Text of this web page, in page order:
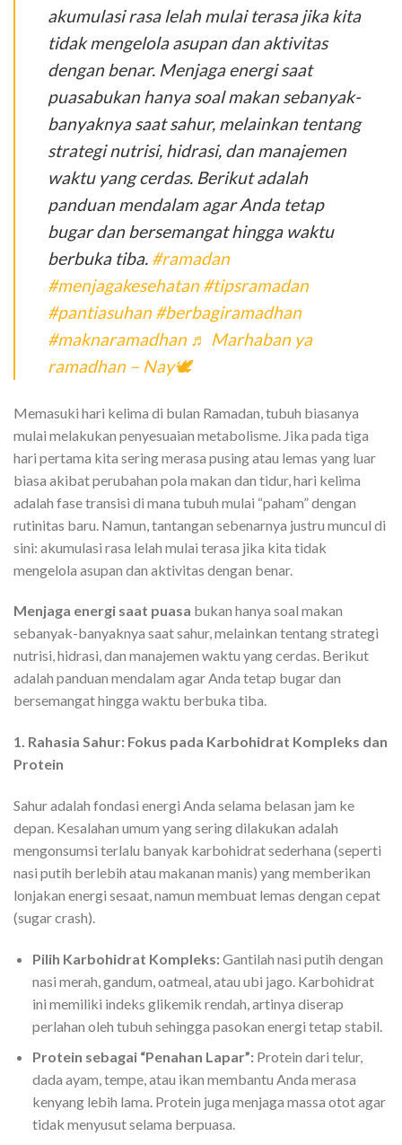
akumulasi rasa lelah mulai terasa jika kita
tidak mengelola asupan dan aktivitas
dengan benar. Menjaga energi saat
puasabukan hanya soal makan sebanyak-
banyaknya saat sahur, melainkan tentang
strategi nutrisi, hidrasi, dan manajemen
waktu yang cerdas. Berikut adalah
panduan mendalam agar Anda tetap
bugar dan bersemangat hingga waktu
berbuka tiba. #ramadan
#menjagakesehatan #tipsramadan
#pantiasuhan #berbagiramadhan
#maknaramadhan ♬ Marhaban ya
ramadhan – Nay🕊
Memasuki hari kelima di bulan Ramadan, tubuh biasanya
mulai melakukan penyesuaian metabolisme. Jika pada tiga
hari pertama kita sering merasa pusing atau lemas yang luar
biasa akibat perubahan pola makan dan tidur, hari kelima
adalah fase transisi di mana tubuh mulai “paham” dengan
rutinitas baru. Namun, tantangan sebenarnya justru muncul di
sini: akumulasi rasa lelah mulai terasa jika kita tidak
mengelola asupan dan aktivitas dengan benar.
Menjaga energi saat puasa bukan hanya soal makan
sebanyak-banyaknya saat sahur, melainkan tentang strategi
nutrisi, hidrasi, dan manajemen waktu yang cerdas. Berikut
adalah panduan mendalam agar Anda tetap bugar dan
bersemangat hingga waktu berbuka tiba.
1. Rahasia Sahur: Fokus pada Karbohidrat Kompleks dan
Protein
Sahur adalah fondasi energi Anda selama belasan jam ke
depan. Kesalahan umum yang sering dilakukan adalah
mengonsumsi terlalu banyak karbohidrat sederhana (seperti
nasi putih berlebih atau makanan manis) yang memberikan
lonjakan energi sesaat, namun membuat lemas dengan cepat
(sugar crash).
Pilih Karbohidrat Kompleks:Gantilah nasi putih dengan
nasi merah, gandum, oatmeal, atau ubi jago. Karbohidrat
ini memiliki indeks glikemik rendah, artinya diserap
perlahan oleh tubuh sehingga pasokan energi tetap stabil.
Protein sebagai “Penahan Lapar”:Protein dari telur,
dada ayam, tempe, atau ikan membantu Anda merasa
kenyang lebih lama. Protein juga menjaga massa otot agar
tidak menyusut selama berpuasa.